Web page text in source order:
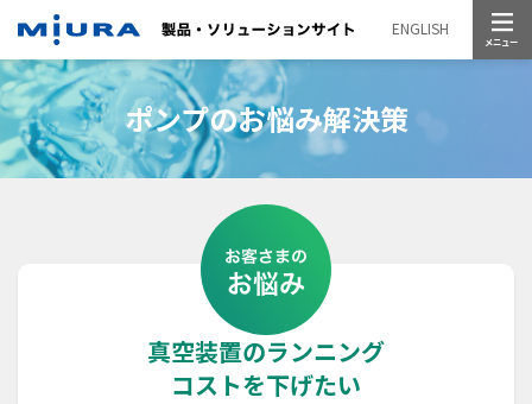
ENGLISH
ポンプのお悩み解決策
真空装置のランニング
コストを下げたい